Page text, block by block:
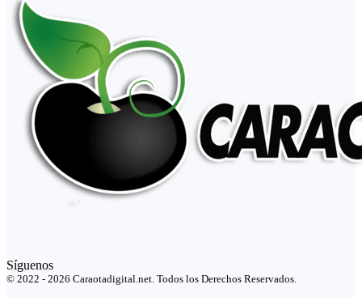
Síguenos
© 2022 - 2026 Caraotadigital.net. Todos los Derechos Reservados.